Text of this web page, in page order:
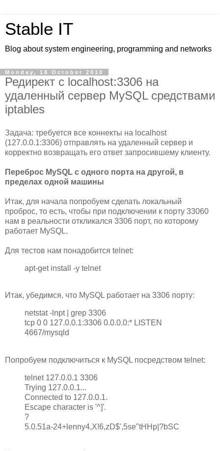
Stable IT
Blog about system engineering, programming and networks
Monday, 18 October 2010
Редирект с localhost:3306 на
удаленный сервер MySQL средствами
iptables
Задача: требуется все коннекты на localhost
(127.0.0.1:3306) отправлять на удаленный сервер и
корректно возвращать его ответ запросившему клиенту.
Переброс MySQL с одного порта на другой, в
пределах одной машины
Итак, для начала попробуем сделать локальный
проброс, то есть, чтобы при подключении к порту 33060
нам в реальности откликался 3306 порт, по которому
работает MySQL.
Для тестов нам понадобится telnet:
apt-get install -y telnet
Итак, убедимся, что MySQL работает на 3306 порту:
netstat -lnpt | grep 3306
tcp 0 0 127.0.0.1:3306 0.0.0.0:* LISTEN
4667/mysqld
Попробуем подключиться к MySQL посредством telnet:
telnet 127.0.0.1 3306
Trying 127.0.0.1...
Connected to 127.0.0.1.
Escape character is '^]'.
?
5.0.51a-24+lenny4,X!6,zD$',5se"tHHp|?bSC